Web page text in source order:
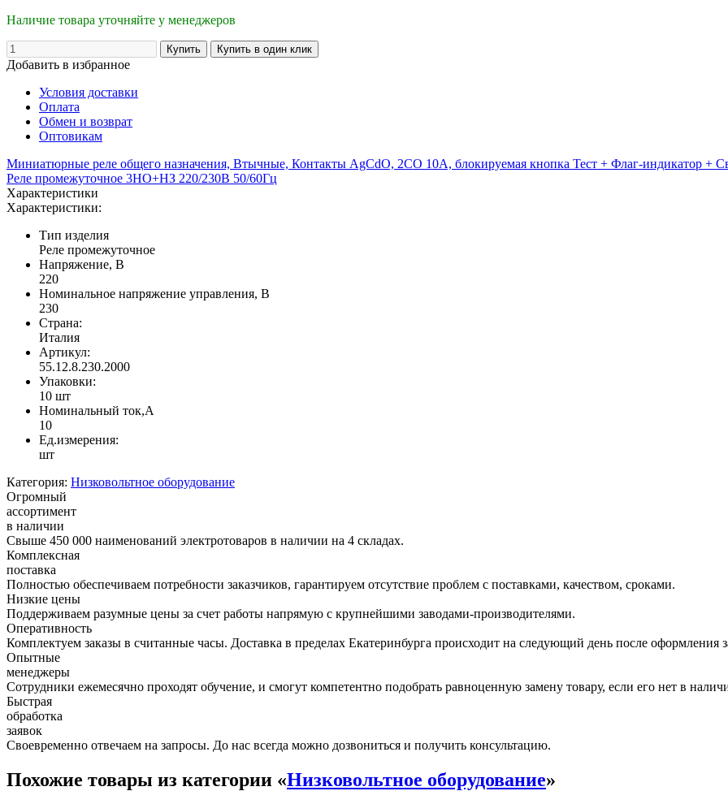
Наличие товара уточняйте у менеджеров
Добавить в избранное
Условия доставки
Оплата
Обмен и возврат
Оптовикам
Миниатюрные реле общего назначения, Втычные, Контакты AgCdO, 2CO 10A, блокируемая кнопка Тест + Флаг-индикатор +
Реле промежуточное 3НО+НЗ 220/230В 50/60Гц
Характеристики
Характеристики:
Тип изделия
Реле промежуточное
Напряжение, В
220
Номинальное напряжение управления, В
230
Страна:
Италия
Артикул:
55.12.8.230.2000
Упаковки:
10 шт
Номинальный ток,А
10
Ед.измерения:
шт
Категория: Низковольтное оборудование
Огромный
ассортимент
в наличии
Свыше 450 000 наименований электротоваров в наличии на 4 складах.
Комплексная
поставка
Полностью обеспечиваем потребности заказчиков, гарантируем отсутствие проблем с поставками, качеством, сроками.
Низкие цены
Поддерживаем разумные цены за счет работы напрямую с крупнейшими заводами-производителями.
Оперативность
Комплектуем заказы в считанные часы. Доставка в пределах Екатеринбурга происходит на следующий день после оформления
Опытные
менеджеры
Сотрудники ежемесячно проходят обучение, и смогут компетентно подобрать равноценную замену товару, если его нет в
Быстрая
обработка
заявок
Своевременно отвечаем на запросы. До нас всегда можно дозвониться и получить консультацию.
Похожие товары из категории «Низковольтное оборудование»